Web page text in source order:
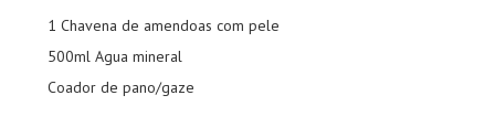
1 Chavena de amendoas com pele
500ml Agua mineral
Coador de pano/gaze